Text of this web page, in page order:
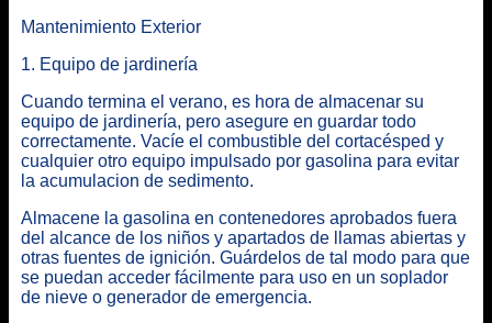
Mantenimiento Exterior
1. Equipo de jardinería
Cuando termina el verano, es hora de almacenar su
equipo de jardinería, pero asegure en guardar todo
correctamente. Vacíe el combustible del cortacésped y
cualquier otro equipo impulsado por gasolina para evitar
la acumulacion de sedimento.
Almacene la gasolina en contenedores aprobados fuera
del alcance de los niños y apartados de llamas abiertas y
otras fuentes de ignición. Guárdelos de tal modo para que
se puedan acceder fácilmente para uso en un soplador
de nieve o generador de emergencia.